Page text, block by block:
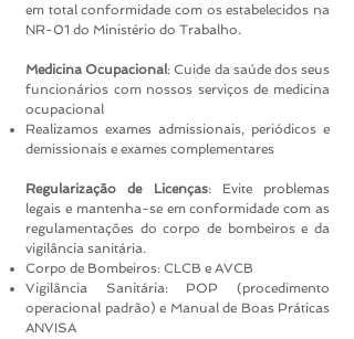
em total conformidade com os estabelecidos na
NR-01 do Ministério do Trabalho.
Medicina Ocupacional: Cuide da saúde dos seus
funcionários com nossos serviços de medicina
ocupacional
Realizamos exames admissionais, periódicos e
demissionais e exames complementares
Regularização de Licenças: Evite problemas
legais e mantenha-se em conformidade com as
regulamentações do corpo de bombeiros e da
vigilância sanitária.
Corpo de Bombeiros: CLCB e AVCB
Vigilância Sanitária: POP (procedimento
operacional padrão) e Manual de Boas Práticas
ANVISA